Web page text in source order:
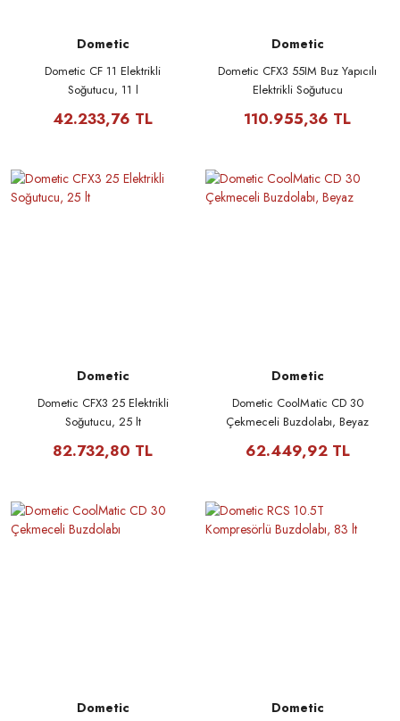
Dometic
Dometic CF 11 Elektrikli
Soğutucu, 11 l
42.233,76 TL
Dometic
Dometic CFX3 55IM Buz Yapıcılı
Elektrikli Soğutucu
110.955,36 TL
Dometic
Dometic CFX3 25 Elektrikli
Soğutucu, 25 lt
82.732,80 TL
Dometic
Dometic CoolMatic CD 30
Çekmeceli Buzdolabı, Beyaz
62.449,92 TL
Dometic Dometic